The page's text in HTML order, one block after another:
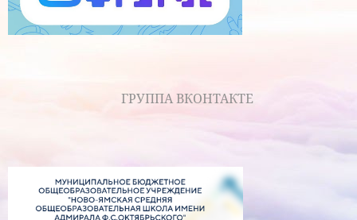
ГРУППА ВКОНТАКТЕ